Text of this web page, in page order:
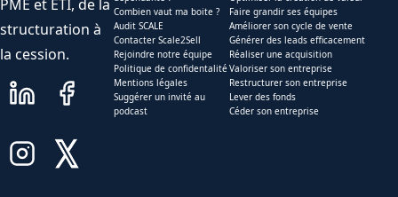
PME et ETI, de la
structuration à
la cession.
Combien vaut ma boite ?
Audit SCALE
Contacter Scale2Sell
Rejoindre notre équipe
Politique de confidentalité
Mentions légales
Suggérer un invité au
podcast
Faire grandir ses équipes
Améliorer son cycle de vente
Générer des leads efficacement
Réaliser une acquisition
Valoriser son entreprise
Restructurer son entreprise
Lever des fonds
Céder son entreprise